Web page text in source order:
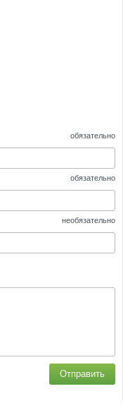
обязательно
обязательно
необязательно
Отправить